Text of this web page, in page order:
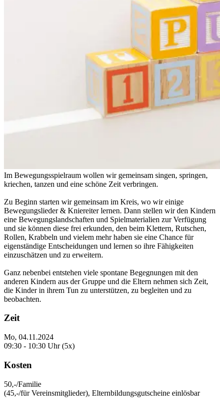
Im Bewegungsspielraum wollen wir gemeinsam singen, springen,
kriechen, tanzen und eine schöne Zeit verbringen.
Zu Beginn starten wir gemeinsam im Kreis, wo wir einige
Bewegungslieder & Kniereiter lernen. Dann stellen wir den Kindern
eine Bewegungslandschaften und Spielmaterialien zur Verfügung
und sie können diese frei erkunden, den beim Klettern, Rutschen,
Rollen, Krabbeln und vielem mehr haben sie eine Chance für
eigenständige Entscheidungen und lernen so ihre Fähigkeiten
einzuschätzen und zu erweitern.
Ganz nebenbei entstehen viele spontane Begegnungen mit den
anderen Kindern aus der Gruppe und die Eltern nehmen sich Zeit,
die Kinder in ihrem Tun zu unterstützen, zu begleiten und zu
beobachten.
Zeit
Mo, 04.11.2024
09:30 - 10:30 Uhr (5x)
Kosten
50,-/Familie
(45,-/für Vereinsmitglieder), Elternbildungsgutscheine einlösbar